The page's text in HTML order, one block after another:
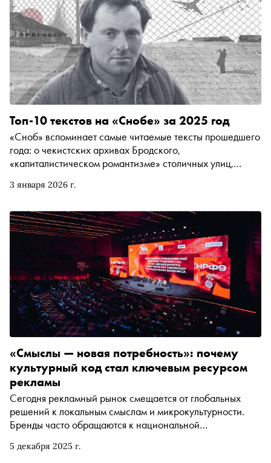
3 января 2026 г.
Топ-10 текстов на «Снобе» за 2025 год
«Сноб» вспоминает самые читаемые тексты прошедшего
года: о чекистских архивах Бродского,
«капиталистическом романтизме» столичных улиц,
революции, об обратной стороне гениальности
«голые платья» или стиляги) живут дольше своих
создателей. Тексты, без которых воспоминания о 2025
годе будут, честное слово, неполными
5 декабря 2025 г.
«Смыслы — новая потребность»: почему
культурный код стал ключевым ресурсом
рекламы
Сегодня рекламный рынок смещается от глобальных
решений к локальным смыслам и микрокультурности.
Бренды часто обращаются к национальной
визуальным образам, чтобы создавать коммуникации,